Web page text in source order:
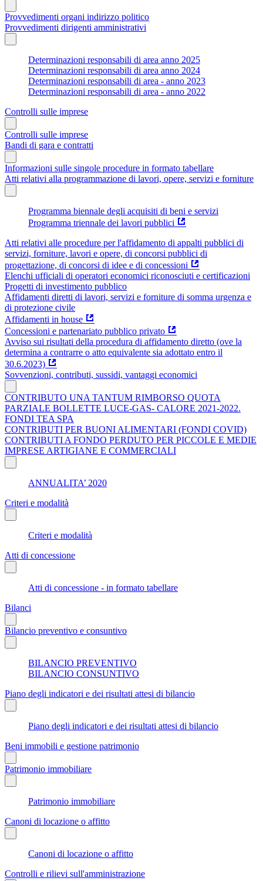
Provvedimenti organi indirizzo politico
Provvedimenti dirigenti amministrativi
Determinazioni responsabili di area anno 2025
Determinazioni responsabili di area anno 2024
Determinazioni responsabili di area - anno 2023
Determinazioni responsabili di area - anno 2022
Controlli sulle imprese
Controlli sulle imprese
Bandi di gara e contratti
Informazioni sulle singole procedure in formato tabellare
Atti relativi alla programmazione di lavori, opere, servizi e forniture
Programma biennale degli acquisiti di beni e servizi
Programma triennale dei lavori pubblici
Atti relativi alle procedure per l'affidamento di appalti pubblici di
servizi, forniture, lavori e opere, di concorsi pubblici di
progettazione, di concorsi di idee e di concessioni
Elenchi ufficiali di operatori economici riconosciuti e certificazioni
Progetti di investimento pubblico
Affidamenti diretti di lavori, servizi e forniture di somma urgenza e
di protezione civile
Affidamenti in house
Concessioni e partenariato pubblico privato
Avviso sui risultati della procedura di affidamento diretto (ove la
determina a contrarre o atto equivalente sia adottato entro il
30.6.2023)
Sovvenzioni, contributi, sussidi, vantaggi economici
CONTRIBUTO UNA TANTUM RIMBORSO QUOTA
PARZIALE BOLLETTE LUCE-GAS- CALORE 2021-2022.
FONDI TEA SPA
CONTRIBUTI PER BUONI ALIMENTARI (FONDI COVID)
CONTRIBUTI A FONDO PERDUTO PER PICCOLE E MEDIE
IMPRESE ARTIGIANE E COMMERCIALI
ANNUALITA’ 2020
Criteri e modalità
Criteri e modalità
Atti di concessione
Atti di concessione - in formato tabellare
Bilanci
Bilancio preventivo e consuntivo
BILANCIO PREVENTIVO
BILANCIO CONSUNTIVO
Piano degli indicatori e dei risultati attesi di bilancio
Piano degli indicatori e dei risultati attesi di bilancio
Beni immobili e gestione patrimonio
Patrimonio immobiliare
Patrimonio immobiliare
Canoni di locazione o affitto
Canoni di locazione o affitto
Controlli e rilievi sull'amministrazione